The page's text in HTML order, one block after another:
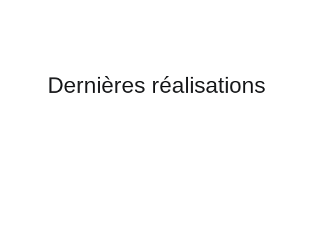
Dernières réalisations